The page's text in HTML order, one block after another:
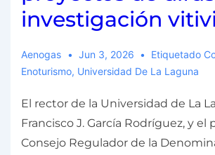
investigación
Aenogas Jun 3, 2026 Etiquetado
Enoturismo, Universidad De La Laguna
El rector de la Universidad de La
Francisco J. García Rodríguez, y
Consejo Regulador de la